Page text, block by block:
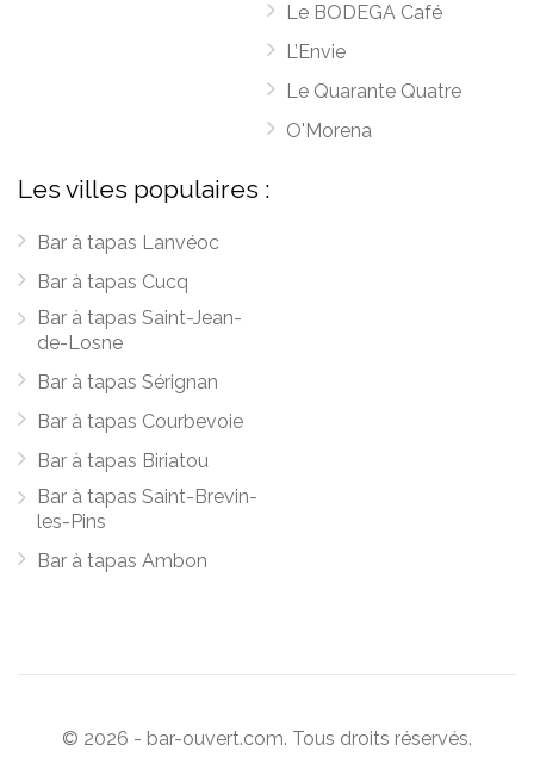
Le BODEGA Café
L’Envie
Le Quarante Quatre
O'Morena
Les villes populaires :
Bar à tapas Lanvéoc
Bar à tapas Cucq
Bar à tapas Saint-Jean-
de-Losne
Bar à tapas Sérignan
Bar à tapas Courbevoie
Bar à tapas Biriatou
Bar à tapas Saint-Brevin-
les-Pins
Bar à tapas Ambon
© 2026 - bar-ouvert.com. Tous droits réservés.